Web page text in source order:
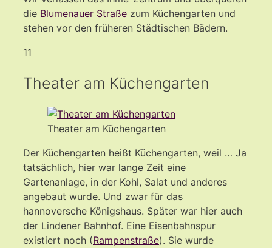
die Blumenauer Straße zum Küchengarten und
stehen vor den früheren Städtischen Bädern.
11
Theater am Küchengarten
Theater am Küchengarten
Der Küchengarten heißt Küchengarten, weil … Ja
tatsächlich, hier war lange Zeit eine
Gartenanlage, in der Kohl, Salat und anderes
angebaut wurde. Und zwar für das
hannoversche Königshaus. Später war hier auch
der Lindener Bahnhof. Eine Eisenbahnspur
existiert noch (Rampenstraße). Sie wurde